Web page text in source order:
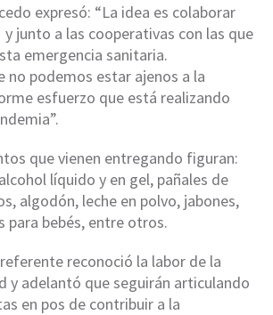
expresó: “La idea es colaborar
y junto a las cooperativas con las que
emergencia sanitaria.
no podemos estar ajenos a la
esfuerzo que está realizando
que vienen entregando figuran:
líquido y en gel, pañales de
algodón, leche en polvo, jabones,
para bebés, entre otros.
reconoció la labor de la
y adelantó que seguirán articulando
en pos de contribuir a la